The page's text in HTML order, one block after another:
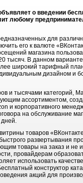
о введении
любому
для
его к валюте
магазина
тысяч. В данном
широкий тарифный
дизайном и
и тысячами категорий,
ассортиментом,
и корпоративного
на обслуживание
дней.
товаров
развертывания
товары на заказ и
провайдерам
использовать
конструктор
акций для